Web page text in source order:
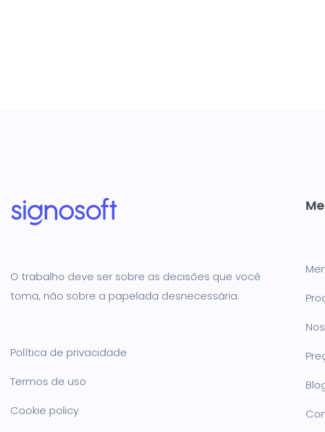
O trabalho deve ser sobre as decisões que você
toma, não sobre a papelada desnecessária.
Política de privacidade
Termos de uso
Cookie policy